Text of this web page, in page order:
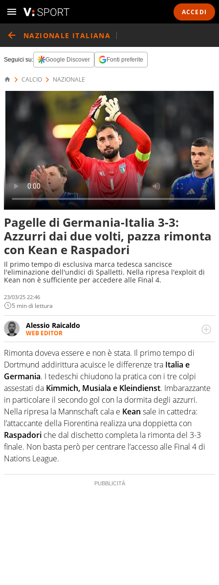
ACCEDI
NAZIONALE ITALIANA
Seguici su: Google Discover Fonti preferite
CALCIO NAZIONALE
Pagelle di Germania-Italia 3-3:
Azzurri dai due volti, pazza rimonta
con Kean e Raspadori
Il primo tempo di esclusiva marca tedesca sancisce
l'eliminazione dell'undici di Spalletti. Nella ripresa l'exploit di
Kean non è sufficiente per accedere alle Final 4.
23/03/25 22:46
5 min di lettura
Alessio Raicaldo
WEB EDITOR
Un figlio che si chiama Diego e la tesi di laurea sugli stadi
di proprietà in Italia. Il calcio quale filo conduttore
irrinunciabile tra passione e professione. Per Virgilio
Sport indaga, approfondisce e scandaglia l'universo
mondo dello sport per antonomasia
Rimonta doveva essere e non è stata. Il primo tempo di
Dortmund addirittura acuisce le differenze tra Italia e
Germania. I tedeschi chiudono la pratica con i tre colpi
assestati da Kimmich, Musiala e Kleindienst. Imbarazzante
in particolare il secondo gol con la dormita degli azzurri.
Nella ripresa la Mannschaft cala e Kean sale in cattedra:
l’attaccante della Fiorentina realizza una doppietta con
Raspadori che dal dischetto completa la rimonta del 3-3
finale. Non basta però per centrare l’accesso alle Final 4 di
Nations League.